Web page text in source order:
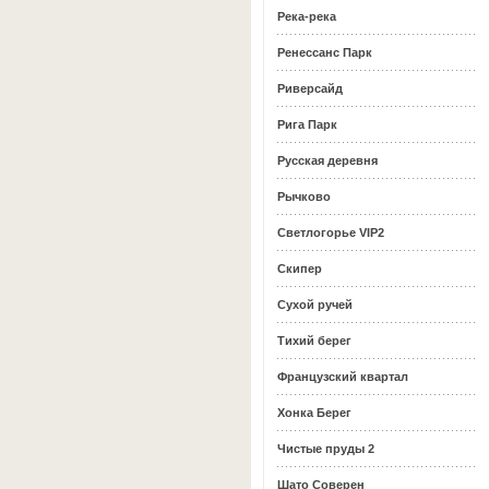
Река-река
Ренессанс Парк
Риверсайд
Рига Парк
Русская деревня
Рычково
Светлогорье VIP2
Скипер
Сухой ручей
Тихий берег
Французский квартал
Хонка Берег
Чистые пруды 2
Шато Соверен